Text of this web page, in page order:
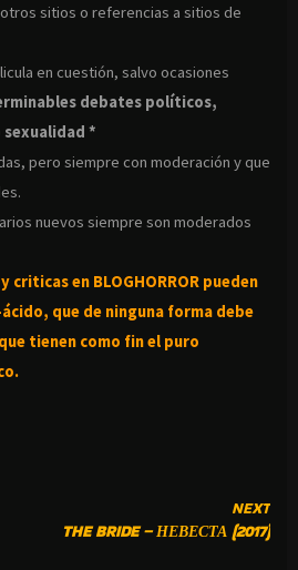
sitios o referencias a sitios de
en cuestión, salvo ocasiones
debates políticos,
*
pero siempre con moderación y que
nuevos siempre son moderados
criticas en BLOGHORROR pueden
ácido, que de ninguna forma debe
tienen como fin el puro
NEXT
THE BRIDE – НЕВЕСТА (2017)